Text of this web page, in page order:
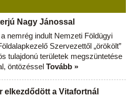
Nagy Jánossal
nemrég indult Nemzeti Földügyi
Szervezettől „örökölt”
tulajdonú területek megszüntetése
öntözéssel Tovább »
elkezdődött a Vitafortnál